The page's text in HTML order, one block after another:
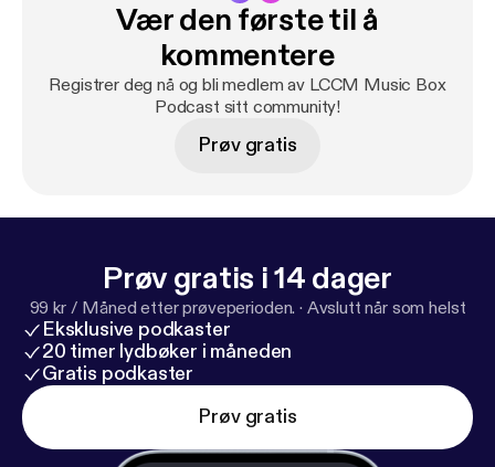
Vær den første til å
kommentere
Registrer deg nå og bli medlem av LCCM Music Box
Podcast sitt community!
Prøv gratis
Prøv gratis i 14 dager
99 kr / Måned etter prøveperioden. · Avslutt når som helst
Eksklusive podkaster
20 timer lydbøker i måneden
Gratis podkaster
Prøv gratis